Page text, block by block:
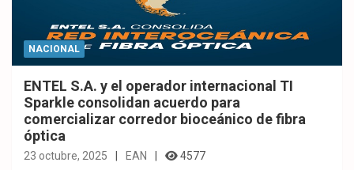
NACIONAL
ENTEL S.A. y el operador internacional TI
Sparkle consolidan acuerdo para
comercializar corredor bioceánico de fibra
óptica
23 octubre, 2025 EAN 4577